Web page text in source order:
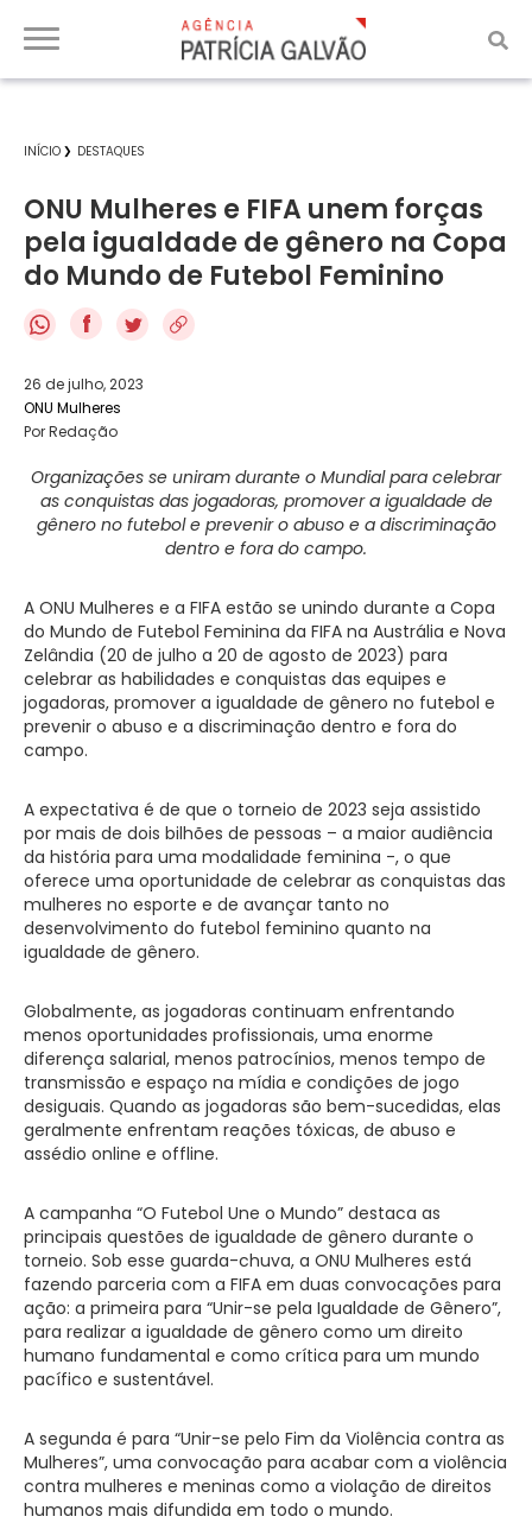
INÍCIO DESTAQUES
ONU Mulheres e FIFA unem forças
pela igualdade de gênero na Copa
do Mundo de Futebol Feminino
f
26 de julho, 2023
ONU Mulheres
Por Redação
Organizações se uniram durante o Mundial para celebrar
as conquistas das jogadoras, promover a igualdade de
gênero no futebol e prevenir o abuso e a discriminação
dentro e fora do campo.
A ONU Mulheres e a FIFA estão se unindo durante a Copa
do Mundo de Futebol Feminina da FIFA na Austrália e Nova
Zelândia (20 de julho a 20 de agosto de 2023) para
celebrar as habilidades e conquistas das equipes e
jogadoras, promover a igualdade de gênero no futebol e
prevenir o abuso e a discriminação dentro e fora do
campo.
A expectativa é de que o torneio de 2023 seja assistido
por mais de dois bilhões de pessoas – a maior audiência
da história para uma modalidade feminina -, o que
oferece uma oportunidade de celebrar as conquistas das
mulheres no esporte e de avançar tanto no
desenvolvimento do futebol feminino quanto na
igualdade de gênero.
Globalmente, as jogadoras continuam enfrentando
menos oportunidades profissionais, uma enorme
diferença salarial, menos patrocínios, menos tempo de
transmissão e espaço na mídia e condições de jogo
desiguais. Quando as jogadoras são bem-sucedidas, elas
geralmente enfrentam reações tóxicas, de abuso e
assédio online e offline.
A campanha “O Futebol Une o Mundo” destaca as
principais questões de igualdade de gênero durante o
torneio. Sob esse guarda-chuva, a ONU Mulheres está
fazendo parceria com a FIFA em duas convocações para
ação: a primeira para “Unir-se pela Igualdade de Gênero”,
para realizar a igualdade de gênero como um direito
humano fundamental e como crítica para um mundo
pacífico e sustentável.
A segunda é para “Unir-se pelo Fim da Violência contra as
Mulheres”, uma convocação para acabar com a violência
contra mulheres e meninas como a violação de direitos
humanos mais difundida em todo o mundo.